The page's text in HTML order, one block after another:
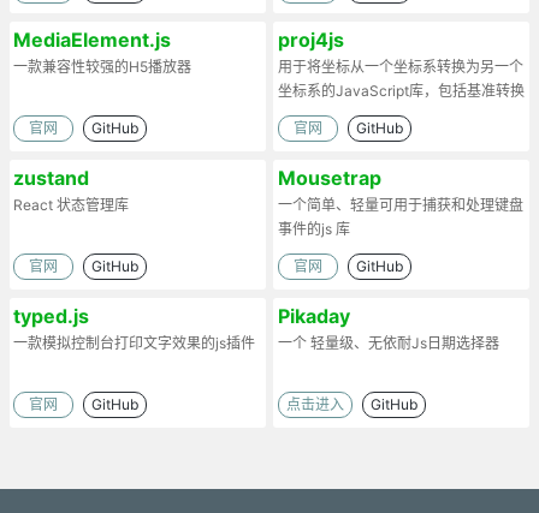
MediaElement.js
一款兼容性较强的H5播放器
官网 GitHub
proj4js
用于将坐标从一个坐标系转换为另一个
坐标系的JavaScript库，包括基准转换
官网 GitHub
zustand
React 状态管理库
官网 GitHub
Mousetrap
一个简单、轻量可用于捕获和处理键盘
事件的js 库
官网 GitHub
typed.js
一款模拟控制台打印文字效果的js插件
官网 GitHub
Pikaday
一个 轻量级、无依耐Js日期选择器
点击进入 GitHub